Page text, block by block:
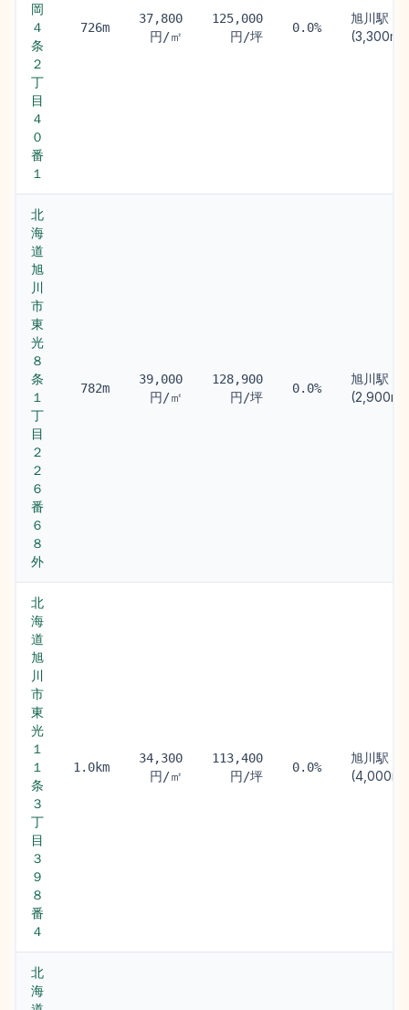
岡
４
条
２
丁
目
４
０
番
１
726m
37,800
円/㎡
125,000
円/坪
0.0%
旭川駅
(3,300m)
北
海
道
旭
川
市
東
光
８
条
１
丁
目
２
２
６
番
６
８
外
782m
39,000
円/㎡
128,900
円/坪
0.0%
旭川駅
(2,900m)
北
海
道
旭
川
市
東
光
１
１
条
３
丁
目
３
９
８
番
４
1.0km
34,300
円/㎡
113,400
円/坪
0.0%
旭川駅
(4,000m)
北
海